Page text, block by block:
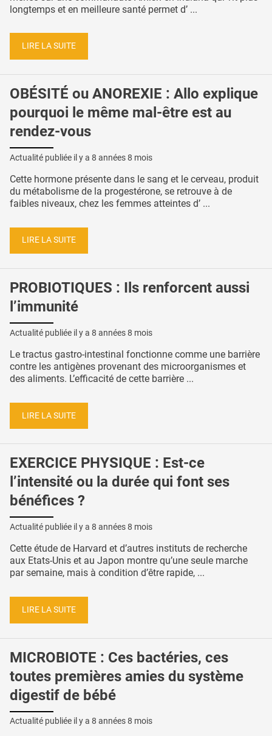
longtemps et en meilleure santé permet d’ ...
LIRE LA SUITE
OBÉSITÉ ou ANOREXIE : Allo explique
pourquoi le même mal-être est au
rendez-vous
Actualité publiée il y a 8 années 8 mois
Cette hormone présente dans le sang et le cerveau, produit
du métabolisme de la progestérone, se retrouve à de
faibles niveaux, chez les femmes atteintes d’ ...
LIRE LA SUITE
PROBIOTIQUES : Ils renforcent aussi
l’immunité
Actualité publiée il y a 8 années 8 mois
Le tractus gastro-intestinal fonctionne comme une barrière
contre les antigènes provenant des microorganismes et
des aliments. L’efficacité de cette barrière ...
LIRE LA SUITE
EXERCICE PHYSIQUE : Est-ce
l’intensité ou la durée qui font ses
bénéfices ?
Actualité publiée il y a 8 années 8 mois
Cette étude de Harvard et d’autres instituts de recherche
aux Etats-Unis et au Japon montre qu’une seule marche
par semaine, mais à condition d’être rapide, ...
LIRE LA SUITE
MICROBIOTE : Ces bactéries, ces
toutes premières amies du système
digestif de bébé
Actualité publiée il y a 8 années 8 mois